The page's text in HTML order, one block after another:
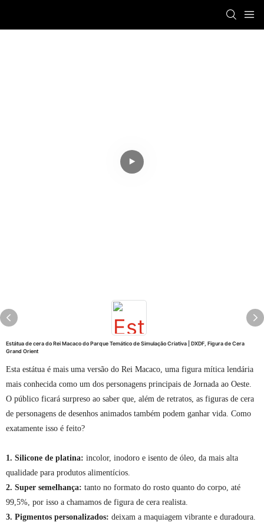
Estátua de cera do Rei Macaco do Parque Temático de Simulação Criativa | DXDF, Figura de Cera
Grand Orient
Esta estátua é mais uma versão do Rei Macaco, uma figura mítica lendária
mais conhecida como um dos personagens principais de Jornada ao Oeste.
O público ficará surpreso ao saber que, além de retratos, as figuras de cera
de personagens de desenhos animados também podem ganhar vida. Como
exatamente isso é feito?
1. Silicone de platina: incolor, inodoro e isento de óleo, da mais alta
qualidade para produtos alimentícios.
2. Super semelhança: tanto no formato do rosto quanto do corpo, até
99,5%, por isso a chamamos de figura de cera realista.
3. Pigmentos personalizados: deixam a maquiagem vibrante e duradoura.